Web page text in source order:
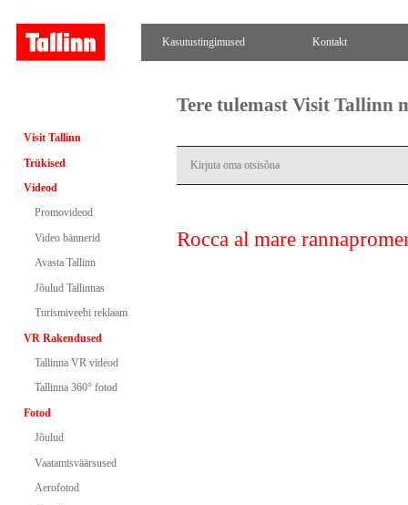
Kasutustingimused Kontakt
Visit Tallinn
Trükised
Videod
Promovideod
Video bännerid
Avasta Tallinn
Jõulud Tallinnas
Turismiveebi reklaam
VR Rakendused
Tallinna VR videod
Tallinna 360° fotod
Fotod
Jõulud
Vaatamisväärsused
Aerofotod
Tere tulemast Visit Tallinn
Rocca al mare